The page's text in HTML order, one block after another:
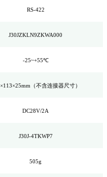
RS-422
J30JZKLN9ZKWA000
-25~+55℃
×113×25mm（不含连接器尺寸）
DC28V/2A
J30J-4TKWP7
505g